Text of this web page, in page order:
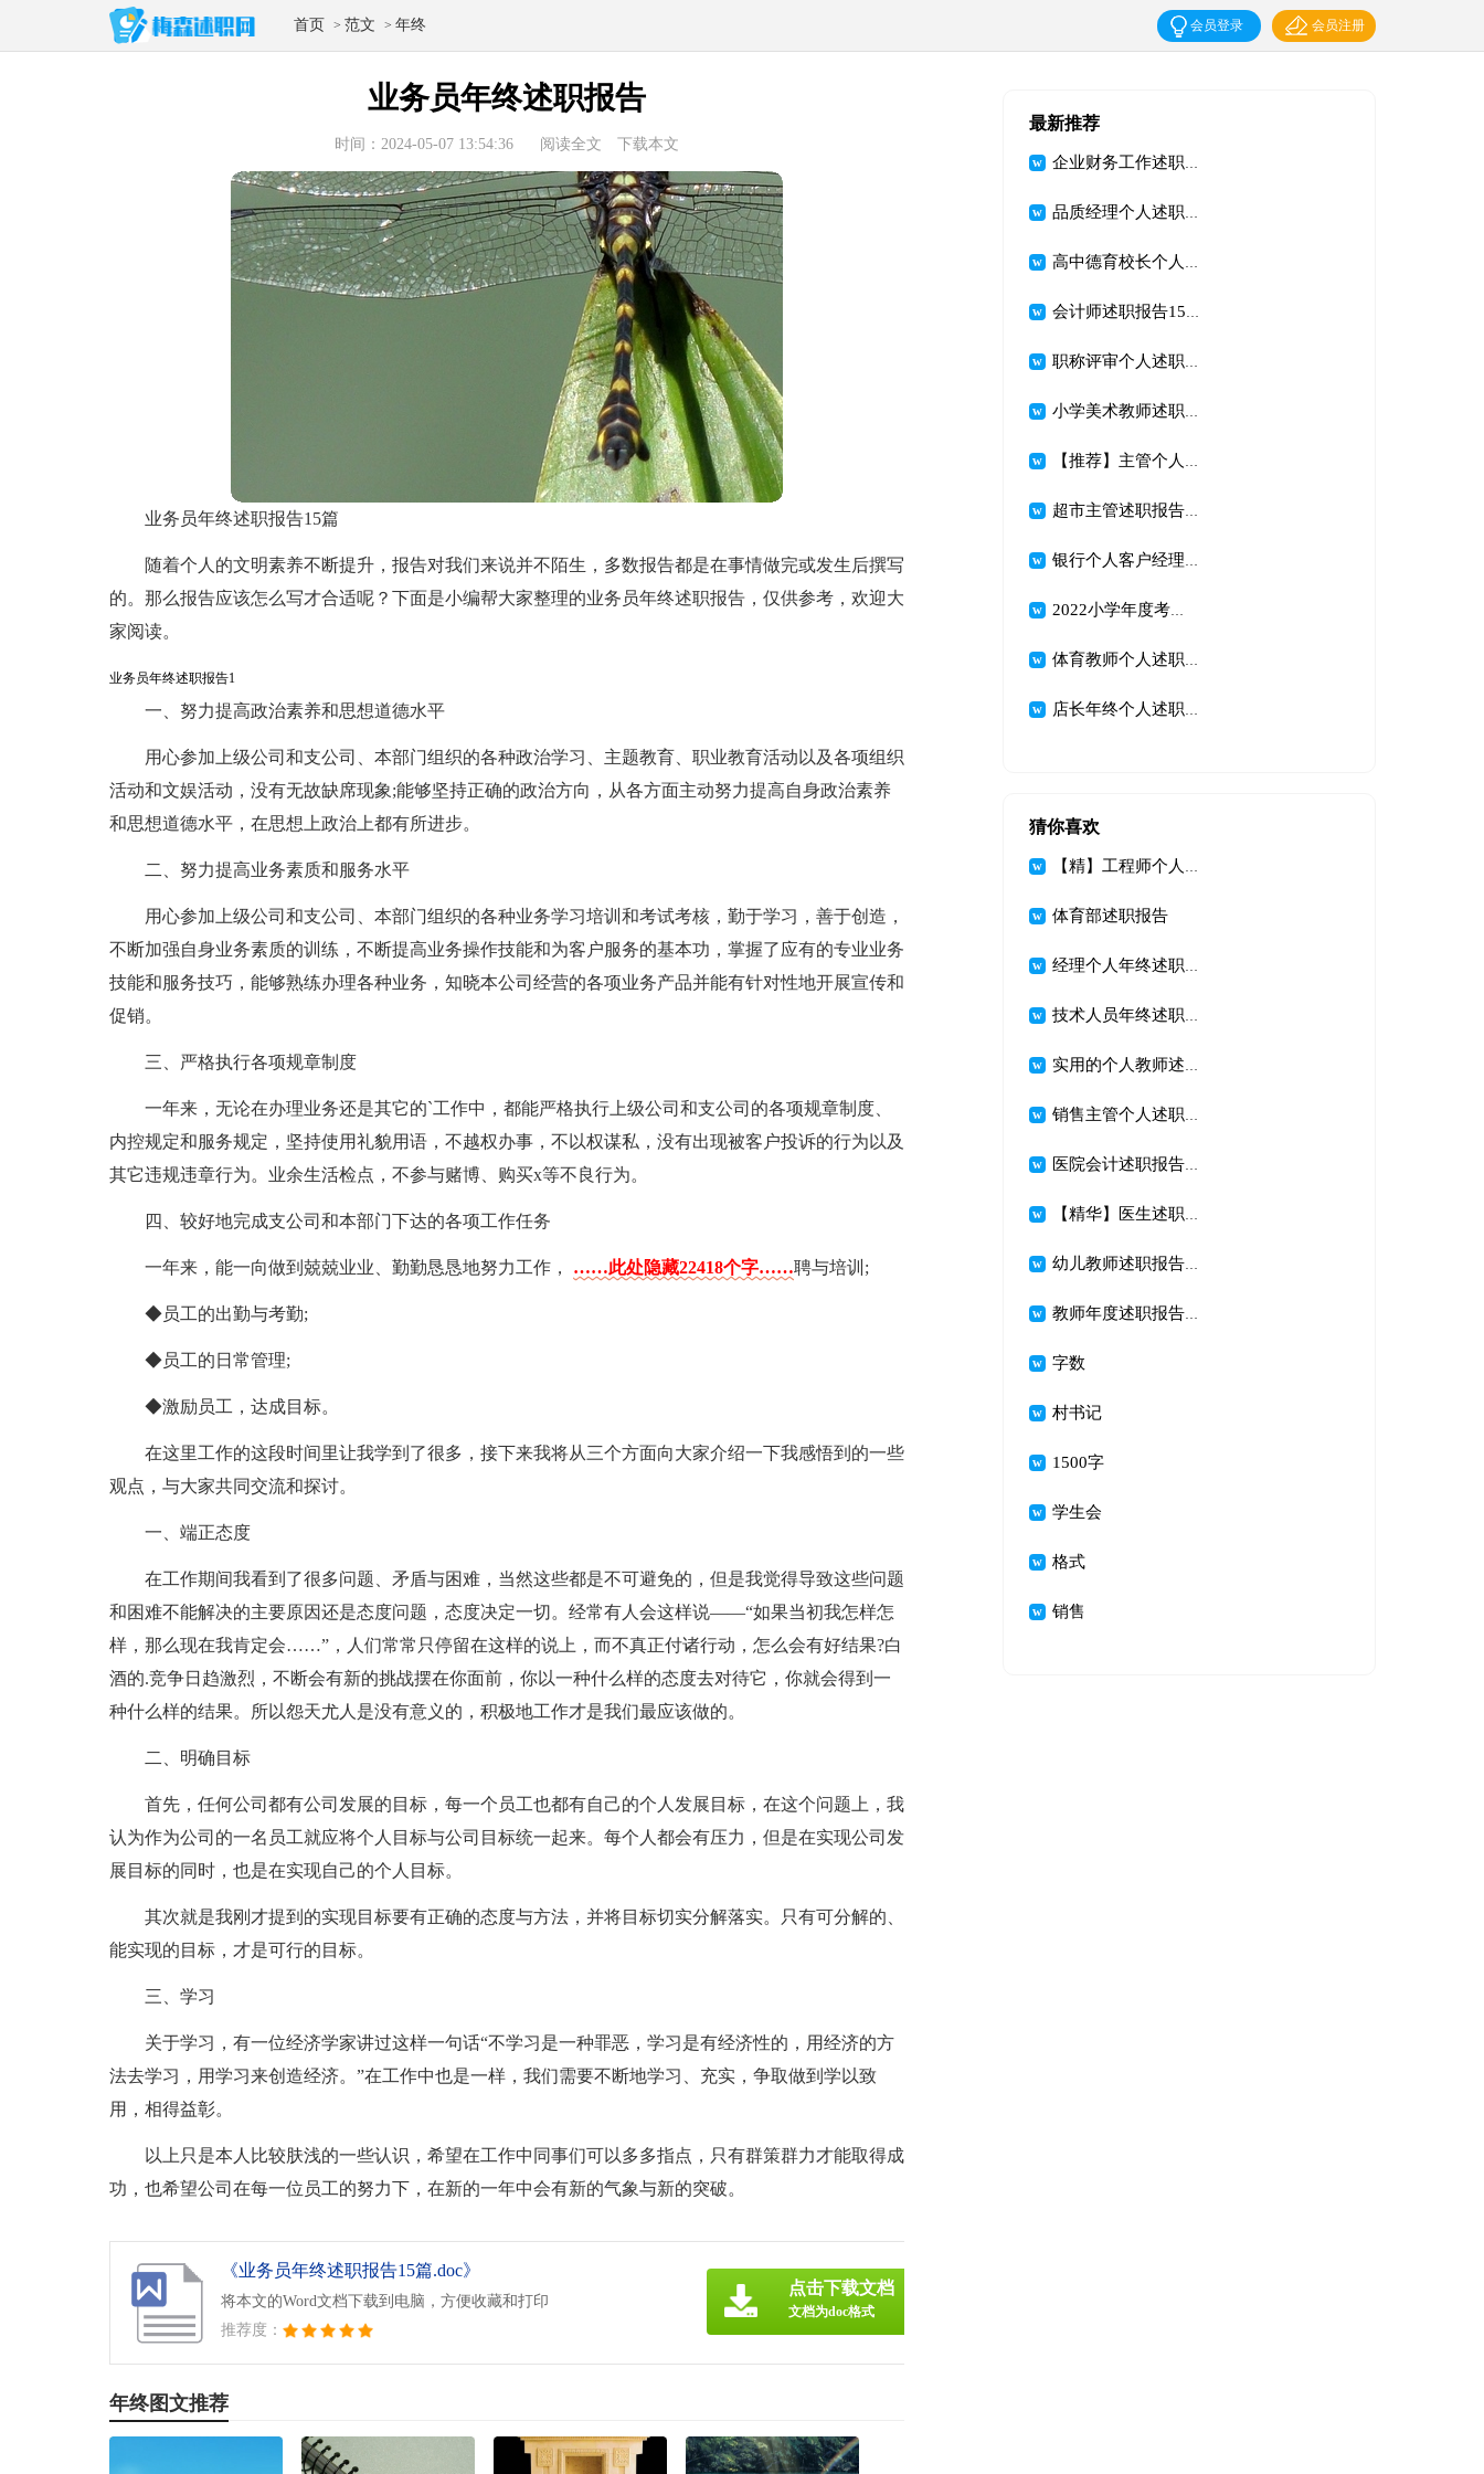
首页 > 范文 > 年终 会员登录 会员注册
业务员年终述职报告
时间：2024-05-07 13:54:36 阅读全文 下载本文
业务员年终述职报告15篇
随着个人的文明素养不断提升，报告对我们来说并不陌生，多数报告都是在事情做完或发生后撰写
的。那么报告应该怎么写才合适呢？下面是小编帮大家整理的业务员年终述职报告，仅供参考，欢迎大
家阅读。
业务员年终述职报告1
一、努力提高政治素养和思想道德水平
用心参加上级公司和支公司、本部门组织的各种政治学习、主题教育、职业教育活动以及各项组织
活动和文娱活动，没有无故缺席现象;能够坚持正确的政治方向，从各方面主动努力提高自身政治素养
和思想道德水平，在思想上政治上都有所进步。
二、努力提高业务素质和服务水平
用心参加上级公司和支公司、本部门组织的各种业务学习培训和考试考核，勤于学习，善于创造，
不断加强自身业务素质的训练，不断提高业务操作技能和为客户服务的基本功，掌握了应有的专业业务
技能和服务技巧，能够熟练办理各种业务，知晓本公司经营的各项业务产品并能有针对性地开展宣传和
促销。
三、严格执行各项规章制度
一年来，无论在办理业务还是其它的`工作中，都能严格执行上级公司和支公司的各项规章制度、
内控规定和服务规定，坚持使用礼貌用语，不越权办事，不以权谋私，没有出现被客户投诉的行为以及
其它违规违章行为。业余生活检点，不参与赌博、购买x等不良行为。
四、较好地完成支公司和本部门下达的各项工作任务
一年来，能一向做到兢兢业业、勤勤恳恳地努力工作， ……此处隐藏22418个字……聘与培训;
◆员工的出勤与考勤;
◆员工的日常管理;
◆激励员工，达成目标。
在这里工作的这段时间里让我学到了很多，接下来我将从三个方面向大家介绍一下我感悟到的一些
观点，与大家共同交流和探讨。
一、端正态度
在工作期间我看到了很多问题、矛盾与困难，当然这些都是不可避免的，但是我觉得导致这些问题
和困难不能解决的主要原因还是态度问题，态度决定一切。经常有人会这样说——“如果当初我怎样怎
样，那么现在我肯定会……”，人们常常只停留在这样的说上，而不真正付诸行动，怎么会有好结果?白
酒的.竞争日趋激烈，不断会有新的挑战摆在你面前，你以一种什么样的态度去对待它，你就会得到一
种什么样的结果。所以怨天尤人是没有意义的，积极地工作才是我们最应该做的。
二、明确目标
首先，任何公司都有公司发展的目标，每一个员工也都有自己的个人发展目标，在这个问题上，我
认为作为公司的一名员工就应将个人目标与公司目标统一起来。每个人都会有压力，但是在实现公司发
展目标的同时，也是在实现自己的个人目标。
其次就是我刚才提到的实现目标要有正确的态度与方法，并将目标切实分解落实。只有可分解的、
能实现的目标，才是可行的目标。
三、学习
关于学习，有一位经济学家讲过这样一句话“不学习是一种罪恶，学习是有经济性的，用经济的方
法去学习，用学习来创造经济。”在工作中也是一样，我们需要不断地学习、充实，争取做到学以致
用，相得益彰。
以上只是本人比较肤浅的一些认识，希望在工作中同事们可以多多指点，只有群策群力才能取得成
功，也希望公司在每一位员工的努力下，在新的一年中会有新的气象与新的突破。
《业务员年终述职报告15篇.doc》
将本文的Word文档下载到电脑，方便收藏和打印
推荐度：
点击下载文档
文档为doc格式
年终图文推荐
最新推荐
企业财务工作述职报告
品质经理个人述职报告
高中德育校长个人述职述廉报告(8篇)
会计师述职报告15篇
职称评审个人述职报告精选7篇
小学美术教师述职报告【热】
【推荐】主管个人述职报告
超市主管述职报告【精】
银行个人客户经理年度述职报告4篇
2022小学年度考核个人述职报告
体育教师个人述职报告精选15篇
店长年终个人述职报告5篇
猜你喜欢
【精】工程师个人述职报告
体育部述职报告
经理个人年终述职报告(15篇)
技术人员年终述职报告(9篇)
实用的个人教师述职报告范文七篇
销售主管个人述职报告(合集14篇)
医院会计述职报告(4篇)
【精华】医生述职范文集锦4篇
幼儿教师述职报告合集15篇
教师年度述职报告【精】
字数
村书记
1500字
学生会
格式
销售